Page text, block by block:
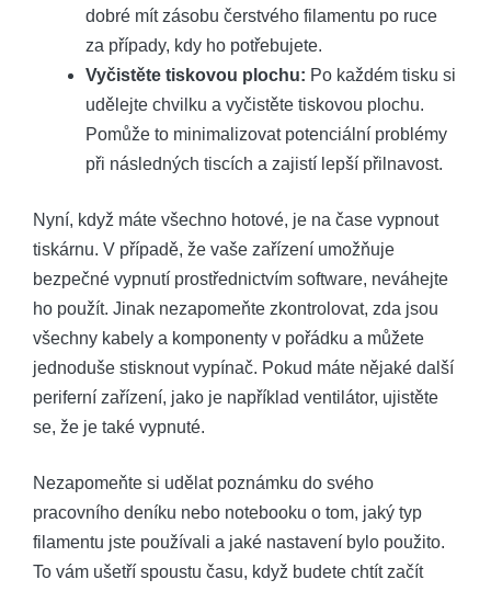
dobré mít zásobu čerstvého filamentu po ruce
za případy, kdy ho potřebujete.
Vyčistěte tiskovou plochu: Po každém tisku si
udělejte chvilku a vyčistěte tiskovou plochu.
Pomůže to minimalizovat potenciální problémy
při následných tiscích a zajistí lepší přilnavost.
Nyní, když máte všechno hotové, je na čase vypnout
tiskárnu. V případě, že vaše zařízení umožňuje
bezpečné vypnutí prostřednictvím software, neváhejte
ho použít. Jinak nezapomeňte zkontrolovat, zda jsou
všechny kabely a komponenty v pořádku a můžete
jednoduše stisknout vypínač. Pokud máte nějaké další
periferní zařízení, jako je například ventilátor, ujistěte
se, že je také vypnuté.
Nezapomeňte si udělat poznámku do svého
pracovního deníku nebo notebooku o tom, jaký typ
filamentu jste používali a jaké nastavení bylo použito.
To vám ušetří spoustu času, když budete chtít začít